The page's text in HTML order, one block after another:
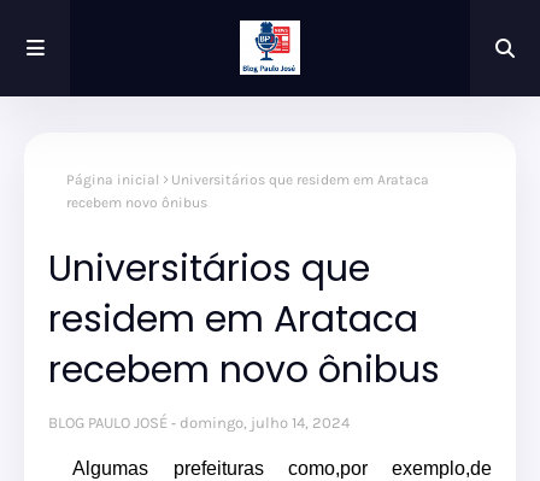
Página inicial
Universitários que residem em Arataca
recebem novo ônibus
Universitários que
residem em Arataca
recebem novo ônibus
BLOG PAULO JOSÉ domingo, julho 14, 2024
Algumas prefeituras como,por exemplo,de